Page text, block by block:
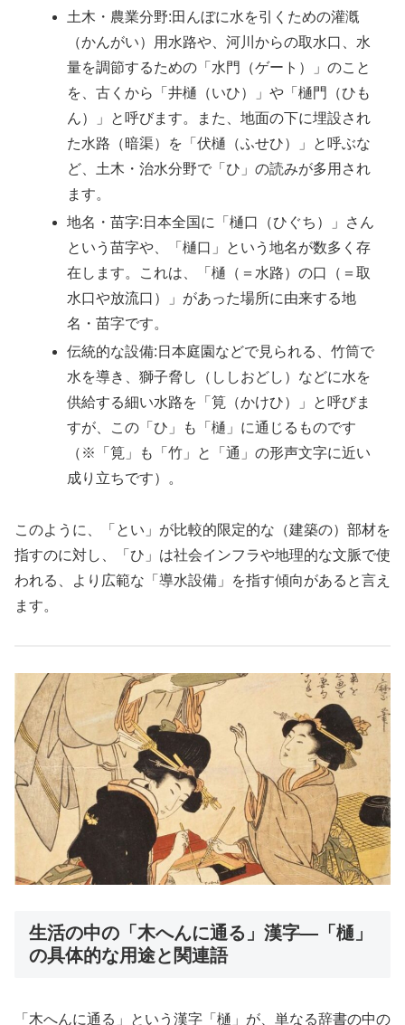
土木・農業分野:田んぼに水を引くための灌漑
（かんがい）用水路や、河川からの取水口、水
量を調節するための「水門（ゲート）」のこと
を、古くから「井樋（いひ）」や「樋門（ひも
ん）」と呼びます。また、地面の下に埋設され
た水路（暗渠）を「伏樋（ふせひ）」と呼ぶな
ど、土木・治水分野で「ひ」の読みが多用され
ます。
地名・苗字:日本全国に「樋口（ひぐち）」さん
という苗字や、「樋口」という地名が数多く存
在します。これは、「樋（＝水路）の口（＝取
水口や放流口）」があった場所に由来する地
名・苗字です。
伝統的な設備:日本庭園などで見られる、竹筒で
水を導き、獅子脅し（ししおどし）などに水を
供給する細い水路を「筧（かけひ）」と呼びま
すが、この「ひ」も「樋」に通じるものです
（※「筧」も「竹」と「通」の形声文字に近い
成り立ちです）。
このように、「とい」が比較的限定的な（建築の）部材を
指すのに対し、「ひ」は社会インフラや地理的な文脈で使
われる、より広範な「導水設備」を指す傾向があると言え
ます。
生活の中の「木へんに通る」漢字—「樋」
の具体的な用途と関連語
「木へんに通る」という漢字「樋」が、単なる辞書の中の